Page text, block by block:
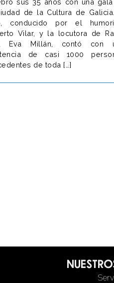
sus 35 años con una
de la Cultura de
conducido por el
Vilar, y la locutora de
Eva Millán, contó con
de casi 1000
de toda […]